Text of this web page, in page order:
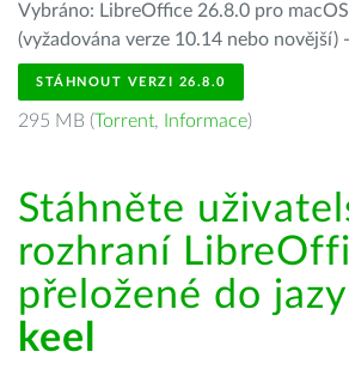
Vybráno: LibreOffice 26.8.0 pro
(vyžadována verze 10.14 nebo novější) -
STÁHNOUT VERZI 26.8.0
295 MB (Torrent, Informace)
Stáhněte
rozhraní
přeložené do
keel